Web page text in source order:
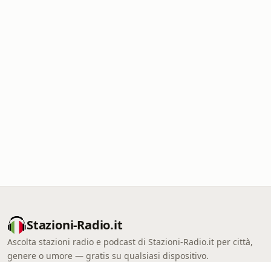
Stazioni-Radio.it
Ascolta stazioni radio e podcast di Stazioni-Radio.it per città,
genere o umore — gratis su qualsiasi dispositivo.